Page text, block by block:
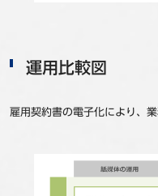
運用比較図
雇用契約書の電子化により、